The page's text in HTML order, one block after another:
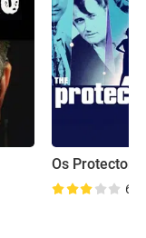
Os
6.7